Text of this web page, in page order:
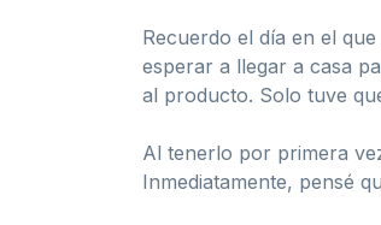
Recuerdo el día en el
esperar a llegar a casa
al producto. Solo tuve
Al tenerlo por primera
Inmediatamente, pensé